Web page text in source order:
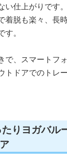
仕上がりです。
着脱も楽々、長
。
で、スマートフ
トドアでのトレ
りヨガバル